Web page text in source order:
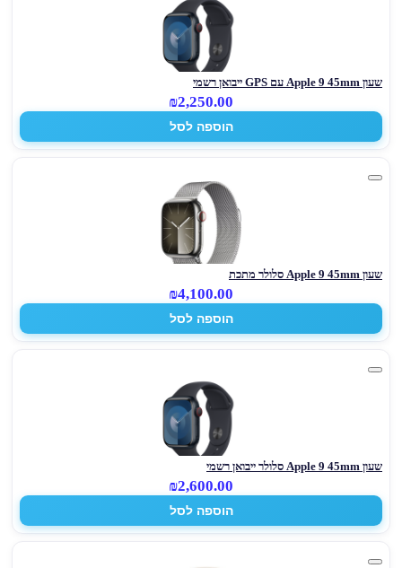
שעון Apple 9 45mm עם GPS ייבואן רשמי
₪2,250.00
הוספה לסל
שעון Apple 9 45mm סלולר מתכת
₪4,100.00
הוספה לסל
שעון Apple 9 45mm סלולר ייבואן רשמי
₪2,600.00
הוספה לסל